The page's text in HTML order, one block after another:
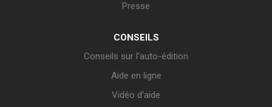
Presse
CONSEILS
Conseils sur l’auto-édition
Aide en ligne
Vidéo d’aide